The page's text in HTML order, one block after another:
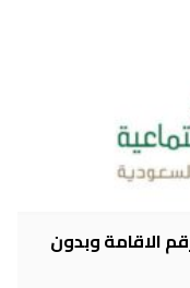
الاقامة وبدون